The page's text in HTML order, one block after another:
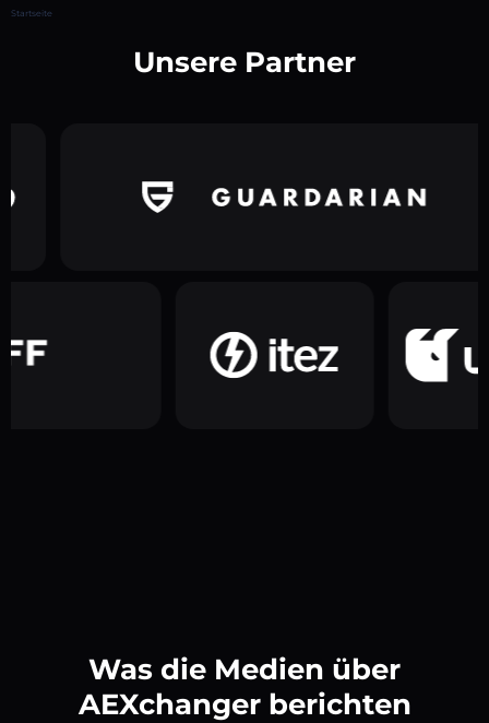
Startseite
Unsere Partner
Was die Medien über
AEXchanger berichten